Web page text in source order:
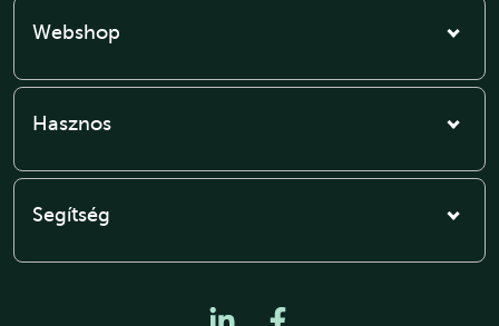
Webshop
Hasznos
Segítség